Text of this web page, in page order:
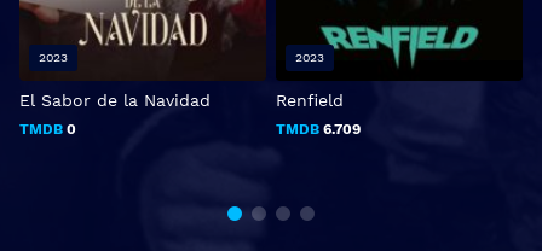
El Sabor de la Navidad
TMDB 0
2023
Renfield
TMDB 6.709
2023